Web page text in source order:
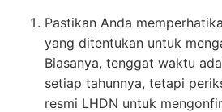
Pastikan Anda
yang ditentukan untuk
Biasanya, tenggat waktu
setiap tahunnya, tetapi
resmi LHDN untuk